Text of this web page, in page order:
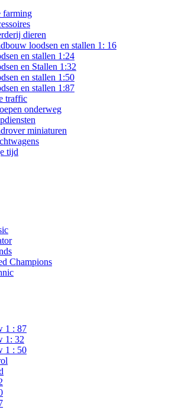
farming
dieren
loodsen en stallen 1: 16
en stallen 1:24
en Stallen 1:32
en stallen 1:50
en stallen 1:87
traffic
onderweg
miniaturen
tijd
Champions
1 : 87
1: 32
1 : 50